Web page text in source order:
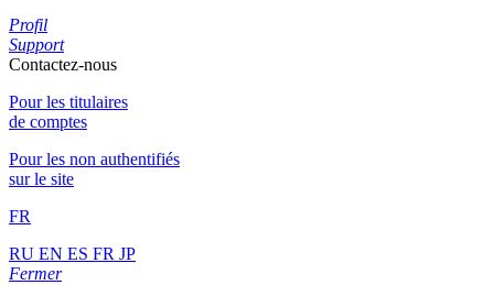
Profil
Support
Contactez-nous
Pour les titulaires
de comptes
Pour les non authentifiés
sur le site
FR
RU EN ES FR JP
Fermer